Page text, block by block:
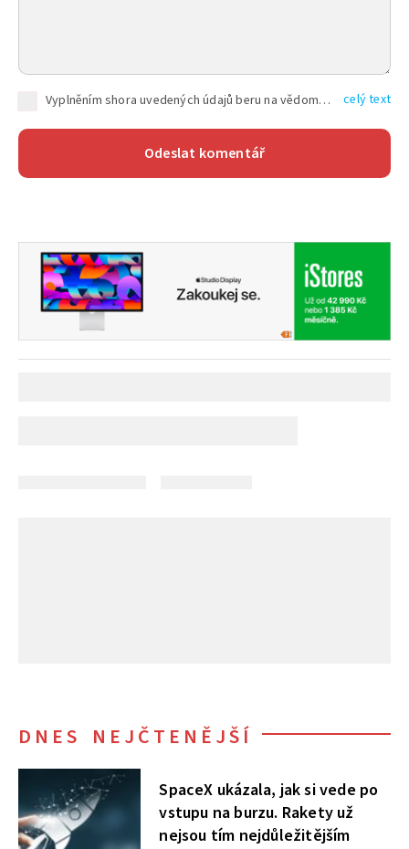
Vyplněním shora uvedených údajů beru na vědomí, že společnost TEXT FACTORY s.r.o., sídlem Brno, Durďákova 336/29, Černá Pole, PSČ: 613 00, IČ: 06157831, zapsané u Krajského soudu v Brně, oddíl C, vložka 100399, bude zpracovávat mé osobní údaje uvedené v rámci mnou vyplněného registračního formuláře na základě oprávněných zájmů TEXT FACTORY s.r.o. dle čl. 6 odst. 1 písm. f) GDPR a pro splnění právních povinností (čl. 6 odst. 1 písm. c) GDPR), a to pro tyto účely: nezbytnost zajistit oprávnění návštěvníka webových stránek provozovaných společností TEXT FACTORY s.r.o. přispívat aktivně ke zveřejněným článkům nebo v rámci diskusních fór a výkon práv TEXT FACTORY s.r.o. jako administrátora těchto diskusních fór. Více informací o zpracování osobních údajů a právech lze nalézt v celý text
DNES NEJČTENĚJŠÍ
SpaceX ukázala, jak si vede po
vstupu na burzu. Rakety už
nejsou tím nejdůležitějším